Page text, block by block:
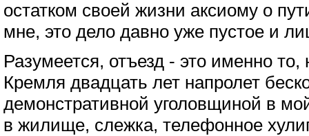
остатком своей жизни аксиому о
мне, это дело давно уже пустое и
Разумеется, отъезд - это именно
Кремля двадцать лет напролет
демонстративной уголовщиной в
в жилище, слежка, телефонное